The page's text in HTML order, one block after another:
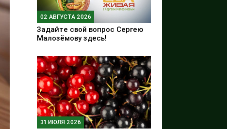
02 АВГУСТА 2026
Задайте свой вопрос Сергею
Малозёмову здесь!
31 ИЮЛЯ 2026